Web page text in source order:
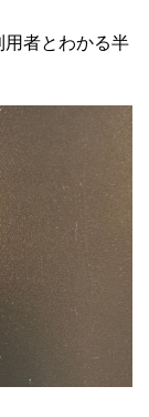
者とわかる半